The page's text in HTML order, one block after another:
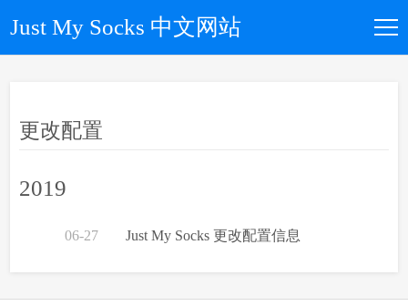
Just My Socks 中文网站
所有套餐
优惠码
文章归档
关于我们
更改配置
2019
06-27 Just My Socks 更改配置信息